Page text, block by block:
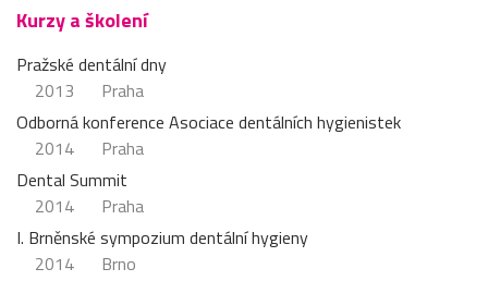
Kurzy a školení
Pražské dentální dny
2013
Praha
Odborná konference Asociace dentálních hygienistek
2014
Praha
Dental Summit
2014
Praha
I. Brněnské sympozium dentální hygieny
2014
Brno